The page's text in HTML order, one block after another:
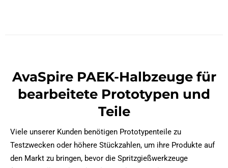
AvaSpire PAEK-Halbzeuge für
bearbeitete Prototypen und
Teile
Viele unserer Kunden benötigen Prototypenteile zu
Testzwecken oder höhere Stückzahlen, um ihre Produkte auf
den Markt zu bringen, bevor die Spritzgießwerkzeuge